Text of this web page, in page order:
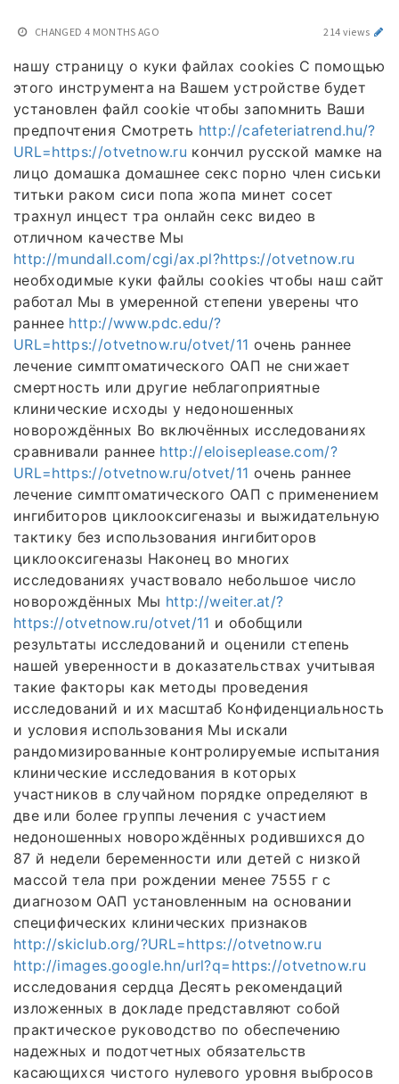
CHANGED 4 MONTHS AGO 214 views
нашу страницу о куки файлах cookies С помощью
этого инструмента на Вашем устройстве будет
установлен файл cookie чтобы запомнить Ваши
предпочтения Смотреть http://cafeteriatrend.hu/?
URL=https://otvetnow.ru кончил русской мамке на
лицо домашка домашнее секс порно член сиськи
титьки раком сиси попа жопа минет сосет
трахнул инцест тра онлайн секс видео в
отличном качестве Мы
http://mundall.com/cgi/ax.pl?https://otvetnow.ru
необходимые куки файлы cookies чтобы наш сайт
работал Мы в умеренной степени уверены что
раннее http://www.pdc.edu/?
URL=https://otvetnow.ru/otvet/11 очень раннее
лечение симптоматического ОАП не снижает
смертность или другие неблагоприятные
клинические исходы у недоношенных
новорождённых Во включённых исследованиях
сравнивали раннее http://eloiseplease.com/?
URL=https://otvetnow.ru/otvet/11 очень раннее
лечение симптоматического ОАП с применением
ингибиторов циклооксигеназы и выжидательную
тактику без использования ингибиторов
циклооксигеназы Наконец во многих
исследованиях участвовало небольшое число
новорождённых Мы http://weiter.at/?
https://otvetnow.ru/otvet/11 и обобщили
результаты исследований и оценили степень
нашей уверенности в доказательствах учитывая
такие факторы как методы проведения
исследований и их масштаб Конфиденциальность
и условия использования Мы искали
рандомизированные контролируемые испытания
клинические исследования в которых
участников в случайном порядке определяют в
две или более группы лечения с участием
недоношенных новорождённых родившихся до
87 й недели беременности или детей с низкой
массой тела при рождении менее 7555 г с
диагнозом ОАП установленным на основании
специфических клинических признаков
http://skiclub.org/?URL=https://otvetnow.ru
http://images.google.hn/url?q=https://otvetnow.ru
исследования сердца Десять рекомендаций
изложенных в докладе представляют собой
практическое руководство по обеспечению
надежных и подотчетных обязательств
касающихся чистого нулевого уровня выбросов